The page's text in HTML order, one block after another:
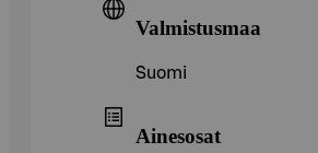
Valmistusmaa
Suomi
Ainesosat